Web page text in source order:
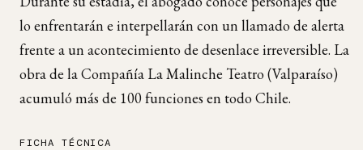
lo enfrentarán e interpellarán con un llamado de alerta
frente a un acontecimiento de desenlace irreversible. La
obra de la Compañía La Malinche Teatro (Valparaíso)
acumuló más de 100 funciones en todo Chile.
FICHA TÉCNICA